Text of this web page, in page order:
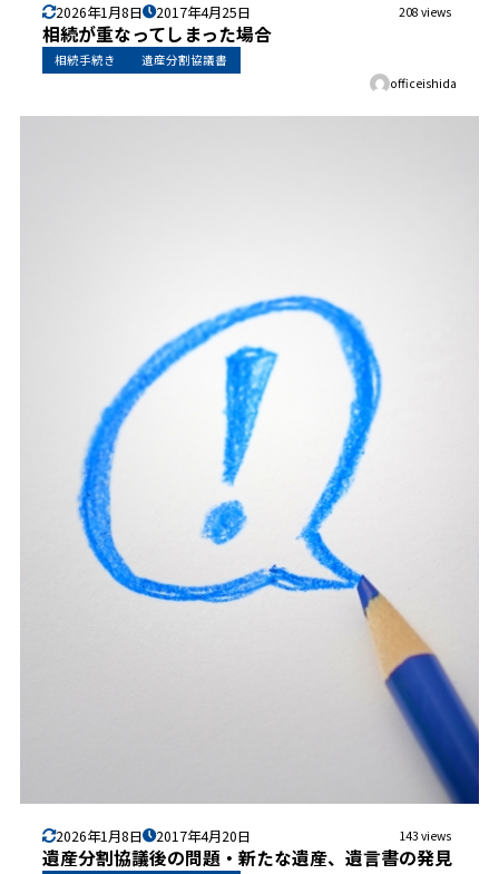
2026年1月8日 2017年4月25日 208 views
相続が重なってしまった場合
相続手続き
遺産分割協議書
officeishida
2026年1月8日 2017年4月20日 143 views
遺産分割協議後の問題・新たな遺産、遺言書の発見